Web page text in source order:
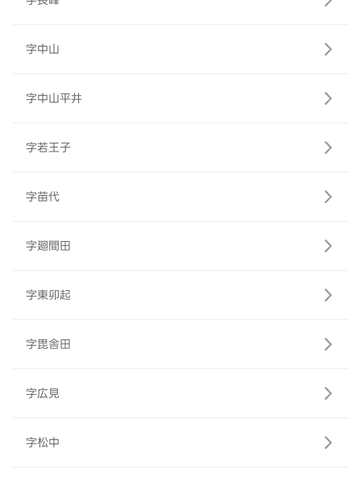
字中山
字中山平井
字若王子
字苗代
字廻間田
字東卯起
字毘舎田
字広見
字松中